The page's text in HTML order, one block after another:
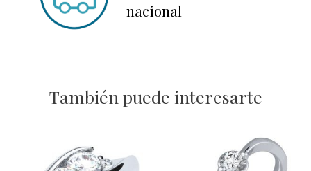
nacional
También puede interesarte